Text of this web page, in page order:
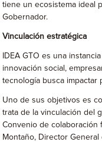
tiene un ecosistema ideal
Gobernador.
Vinculación estratégica
IDEA GTO es una
innovación social,
tecnología busca impactar
Uno de sus objetivos es
trata de la vinculación del
Convenio de colaboración
Montaño, Director